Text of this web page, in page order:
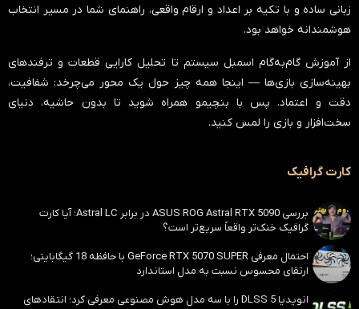
زبانی ساده و با تکیه بر اعداد و ارقام واقعی، راهنمای شما در مسیر انتخاب
هوشمندانه خواهد بود.
از آموزش گام‌به‌گام اسمبل سیستم تا تحلیل کارایی قطعات و ترفندهای
بهینه‌سازی بازی‌ها — اینجا همه چیز حول یک محور می‌چرخد: شفافیت،
دقت و اعتماد. پس با بنچیمو همراه شوید تا بدون حاشیه، دنیای
سخت‌افزار و بازی را لمس کنید.
کارت گرافیک
بررسی ASUS ROG Astral RTX 5090 در برابر Astral LC؛ آیا کارت
گرافیک خنک‌تر واقعاً سریع‌تر است؟
احتمال معرفی GeForce RTX 5070 SUPER با حافظه 18 گیگابایتی؛
ارتقای محسوس نسبت به مدل استاندارد
انویدیا DLSS 5 را با سه مدل هوش مصنوعی معرفی کرد؛ انتقادهای